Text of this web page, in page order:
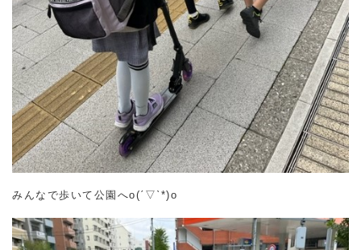
みんなで歩いて公園へo(ˊ▽ˋ*)o